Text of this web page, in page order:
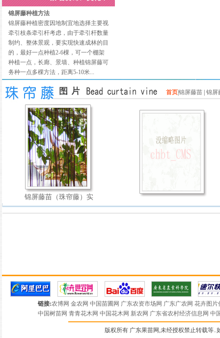
锦屏藤种植方法
锦屏藤种植密度因地制宜地选择主要视
牵引枝条牵引杆考虑，由于牵引杆数量
制约、整体景观，要实现快速成林的目
的，最好一点种植2-6棵，可一个棚架
种植一点，长廊、景墙、种植锦屏藤可
务种一点多棵方法，距离5-10米...
首页锦屏藤苗 锦屏
锦屏藤苗（珠帘藤）实
链接:农博网 金农网 中国苗圃网 广东农资市场网 广东广农网 花卉图
中国树苗网 青青花木网 中国花木网 新农网 广东省农村经济信息网 中
版权所有 广东果苗网,未经授权禁止转载等..